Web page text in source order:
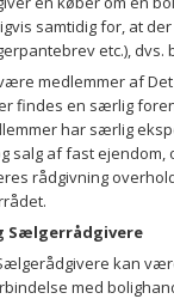
samtidig for, at
etc.), dvs.
medlemmer af
findes en særlig
har særlig
salg af fast ejendom,
rådgivning
Sælgerrådgivere
kan
med